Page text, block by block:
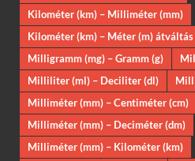
Kilométer (km) – Milliméter (mm)
Kilométer (km) – Méter (m) átváltás
Milligramm (mg) – Gramm (g)
Milliliter (ml) – Deciliter (dl)
Milliméter (mm) – Centiméter (cm)
Milliméter (mm) – Deciméter (dm)
Milliméter (mm) – Kilométer (km)